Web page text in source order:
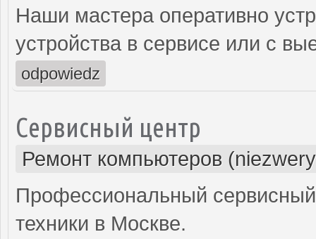
Наши мастера оперативно
устройства в сервисе или с
odpowiedz
Сервисный центр
Ремонт компьютеров
Профессиональный
техники в Москве.